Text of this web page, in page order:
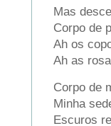
Mas
Corpo de
Ah os
Ah as
Corpo de
Minha
Escuros